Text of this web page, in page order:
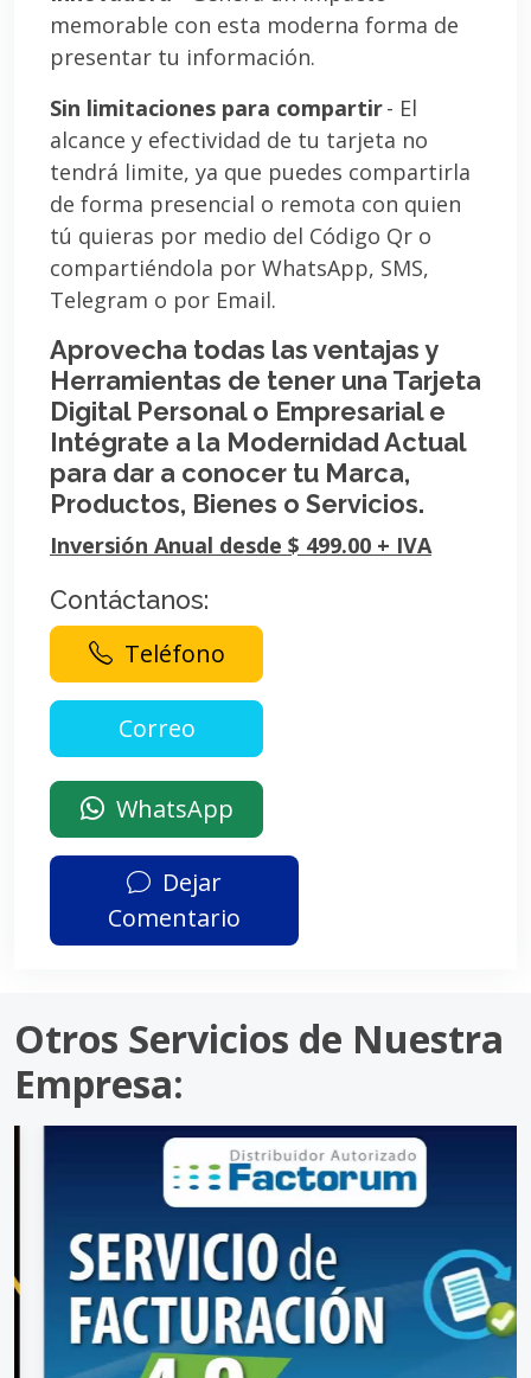
memorable con esta moderna forma de
presentar tu información.
Sin limitaciones para compartir- El
alcance y efectividad de tu tarjeta no
tendrá limite, ya que puedes compartirla
de forma presencial o remota con quien
tú quieras por medio del Código Qr o
compartiéndola por WhatsApp, SMS,
Telegram o por Email.
Aprovecha todas las ventajas y
Herramientas de tener una Tarjeta
Digital Personal o Empresarial e
Intégrate a la Modernidad Actual
para dar a conocer tu Marca,
Productos, Bienes o Servicios.
Inversión Anual desde $ 499.00 + IVA
Contáctanos:
Teléfono
WhatsApp
Dejar
Comentario
Otros Servicios de Nuestra
Empresa: